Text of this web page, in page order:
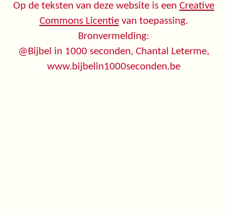
Op de teksten van deze website is een Creative
Commons Licentievan toepassing.
Bronvermelding:
@Bijbel in 1000 seconden, Chantal Leterme,
www.bijbelin1000seconden.be